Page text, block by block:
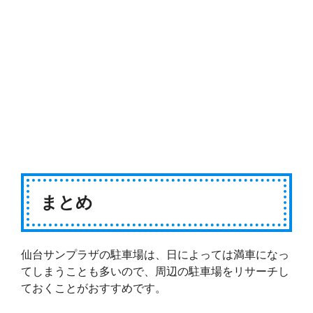
まとめ
仙台サンプラザの駐車場は、日によっては満車になっ
てしまうことも多いので、周辺の駐車場をリサーチし
ておくことがおすすめです。